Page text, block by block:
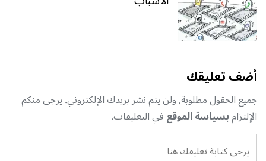
أضف تعليقك
جميع الحقول مطلوبة, ولن يتم نشر بريدك الإلكتروني. يرجى منكم
الإلتزامبسياسة الموقعفي التعليقات.